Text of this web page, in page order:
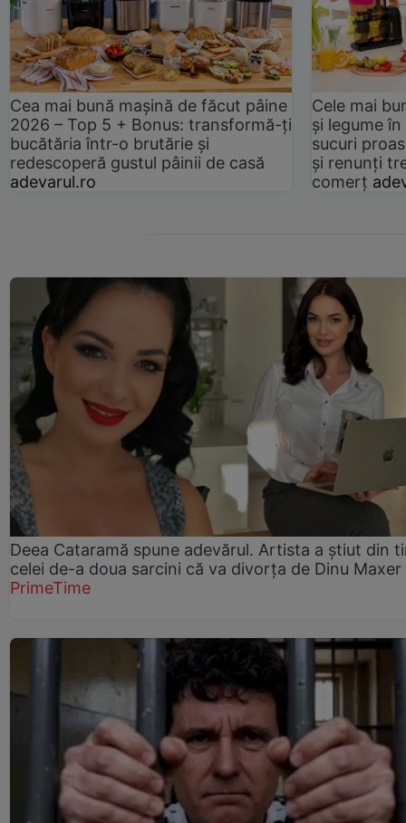
Cea mai bună mașină de făcut pâine
2026 – Top 5 + Bonus: transformă-ți
bucătăria într-o brutărie și
redescoperă gustul pâinii de casă
adevarul.ro
Cele mai
și legume
sucuri
și renunți
comerț
Deea Cataramă spune adevărul. Artista a știut din
celei de-a doua sarcini că va divorța de Dinu Maxer
PrimeTime